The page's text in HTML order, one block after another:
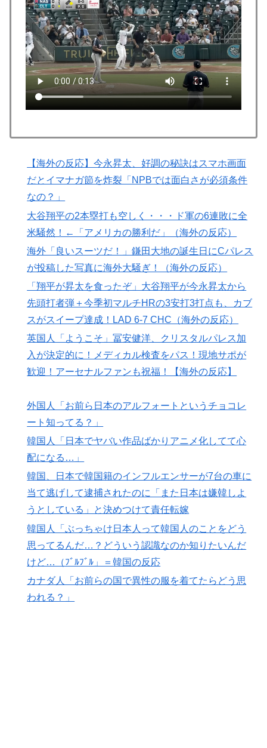
▶ 【海外の反応】舛添元東京都知事「日本は外国人労働者
の受け入れ準備ができていない」 → 「変化を嫌い過ぎ
て準備なんて一生できないぞ」「少子化が問題として挙
がったのは何年も前の話なのに」
▶ 【あんこ】やる夫は神州日乃本をダイスで旅をする【な
んちゃって武侠モノ】 第9話 おお、ブッダよ！ 寝てお
られるのですか！？
▶ 韓国人「せっかく日本に韓国風のメンチカツ屋をオープ
ンしてあげたのに、ほとんど客が来なくて閉店したんだ
そうです…」
▶
無気力な韓国代表、オーストリアにも0-1で敗北…3月の
韓国の24時間無人のラーメン屋に世界が騒然！←「なん
て文明的なんだ！」（海外の反応）
決定的に！メディカル検査をパス！現地サポが歓迎！ア
ーセナルファンも祝福！【海外の反応】
▶ 韓国内で続く反日的雰囲気…日本不買運動の広報チラシ
を受け取った日本人留学生困惑＝韓国の反応
▶ 韓国人「悲報：日本と韓国の立場が完全に逆転してしま
った模様…」→「日本を笑って見てたのに…（ﾌﾞﾙﾌﾞﾙ」
＝韓国の反応
なった闘牛場の映像【海外の反応】
▶ 海外「もう日本を離れるなよ！」 助っ人外国人にも敬
意を払う日本人の姿に感動の声が殺到
▶ 【海外の反応】ジョン・オルルードって「劣化版・元祖
大谷翔平」になれるくらいピッチャーとして通用した可
能性あるの？ → 「脳の病気がなかったらもっととんで
もない選手だっただろうな」「やろうと思えば二刀流を
できるポテンシャルを持っていてもアメリカのシステム
▶
NPB時代の山本由伸の打撃練習にMLBファン騒然！
▶
韓国、日本で韓国籍のインフルエンサーが7台の車に当
【海外の反応】今永昇太、好調の秘訣はスマホ画面
だとイマナガ節を炸裂「NPBでは面白さが必須条件
なの？」
大谷翔平の2本塁打も空しく・・・ド軍の6連敗に全
米騒然！←「アメリカの勝利だ」（海外の反応）
海外「良いスーツだ！」鎌田大地の誕生日にCパレス
が投稿した写真に海外大騒ぎ！（海外の反応）
「翔平が昇太を食ったぞ」大谷翔平が今永昇太から
先頭打者弾＋今季初マルチHRの3安打3打点も、カブ
スがスイープ達成！LAD 6-7 CHC（海外の反応）
英国人「ようこそ」冨安健洋、クリスタルパレス加
入が決定的に！メディカル検査をパス！現地サポが
歓迎！アーセナルファンも祝福！【海外の反応】
外国人「お前ら日本のアルフォートというチョコレ
ート知ってる？」
韓国人「日本でヤバい作品ばかりアニメ化してて心
配になる…」
韓国、日本で韓国籍のインフルエンサーが7台の車に
当て逃げして逮捕されたのに「また日本は嫌韓しよ
うとしている」と決めつけて責任転嫁
韓国人「ぶっちゃけ日本人って韓国人のことをどう
思ってるんだ…？どういう認識なのか知りたいんだ
けど…（ﾌﾞﾙﾌﾞﾙ」＝韓国の反応
カナダ人「お前らの国で異性の服を着てたらどう思
われる？」